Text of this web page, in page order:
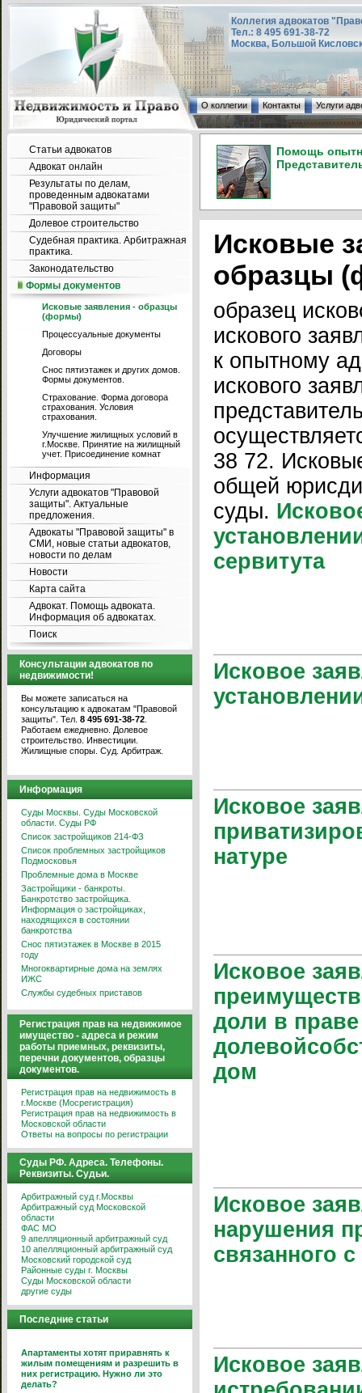
Коллегия адвокатов
Тел.: 8 495 691-38-72
Москва, Большой
О коллегии Контакты Услуги
Статьи адвокатов
Адвокат онлайн
Результаты по делам,
проведенным адвокатами
"Правовой защиты"
Долевое строительство
Судебная практика. Арбитражная
практика.
Законодательство
Формы документов
Исковые заявления - образцы
(формы)
Процессуальные документы
Договоры
Снос пятиэтажек и других домов.
Формы документов.
Страхование. Форма договора
страхования. Условия
страхования.
Улучшение жилищных условий в
г.Москве. Принятие на жилищный
учет. Присоединение комнат
Информация
Услуги адвокатов "Правовой
защиты". Актуальные
предложения.
Адвокаты "Правовой защиты" в
СМИ, новые статьи адвокатов,
новости по делам
Новости
Карта сайта
Адвокат. Помощь адвоката.
Информация об адвокатах.
Поиск
Консультации адвокатов по
недвижимости!
Вы можете записаться на
консультацию к адвокатам "Правовой
защиты". Тел. 8 495 691-38-72
Работаем ежедневно. Долевое
строительство. Инвестиции.
Жилищные споры. Суд. Арбитраж.
Информация
Суды Москвы. Суды Московской
области. Суды РФ
Список застройщиков 214-ФЗ
Список проблемных застройщиков
Подмосковья
Проблемные дома в Москве
Застройщики - банкроты.
Банкротство застройщика.
Информация о застройщиках,
находящихся в состоянии
банкротства
Снос пятиэтажек в Москве в 2015
году
Многоквартирные дома на землях
ИЖС
Службы судебных приставов
Регистрация прав на недвижимое
имущество - адреса и режим
работы приемных, реквизиты,
перечни документов, образцы
документов.
Регистрация прав на недвижимость в
г.Москве (Мосрегистрация)
Регистрация прав на недвижимость в
Московской области
Ответы на вопросы по регистрации
Суды РФ. Адреса. Телефоны.
Реквизиты. Судьи.
Арбитражный суд г.Москвы
Арбитражный суд Московской
области
ФАС МО
9 апелляционный арбитражный суд
10 апелляционный арбитражный суд
Московский городской суд
Районные суды г. Москвы
Суды Московской области
другие суды
Последние статьи
Апартаменты хотят приравнять к
жилым помещениям и разрешить в
них регистрацию. Нужно ли это
делать?
Помощь
Исковые
образцы
образец
искового
к опытному
искового
38 72.
общей
суды.
сервитута
Исковое
Исковое
натуре
Исковое
доли в
дом
Исковое
нарушения
связанного
Исковое